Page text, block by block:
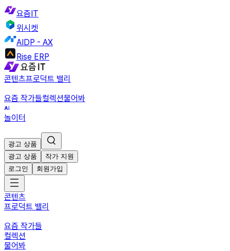
요즘IT
위시켓
AIDP - AX
Rise ERP
콘텐츠프로덕트 밸리
요즘 작가들컬렉션물어봐
놀이터
광고 상품
광고 상품
작가 지원
로그인
회원가입
콘텐츠
프로덕트 밸리
요즘 작가들
컬렉션
물어봐